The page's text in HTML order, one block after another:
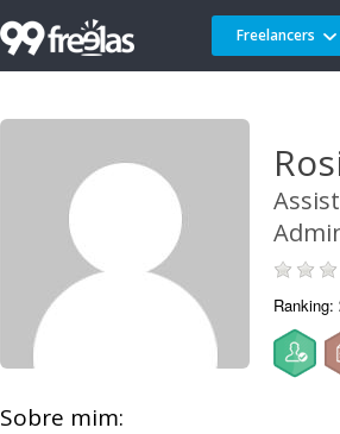
Freelancers
Ranking:
Sobre mim: